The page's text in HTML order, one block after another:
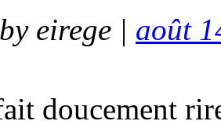
eirege | août
doucement